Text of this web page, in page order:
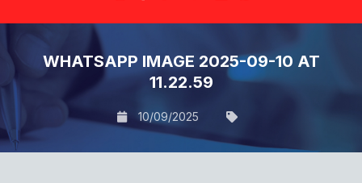
WHATSAPP IMAGE 2025-09-10 AT
11.22.59
10/09/2025